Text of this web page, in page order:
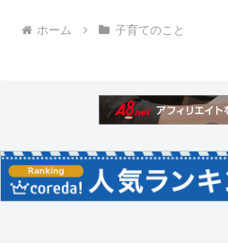
ホーム 子育てのこと